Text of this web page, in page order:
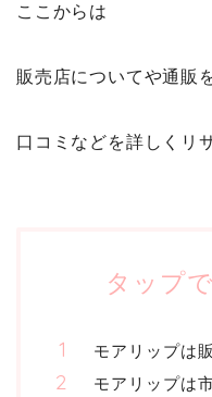
ここからは
販売店についてや通販
口コミなどを詳しくリ
タップ
モアリップは
モアリップは